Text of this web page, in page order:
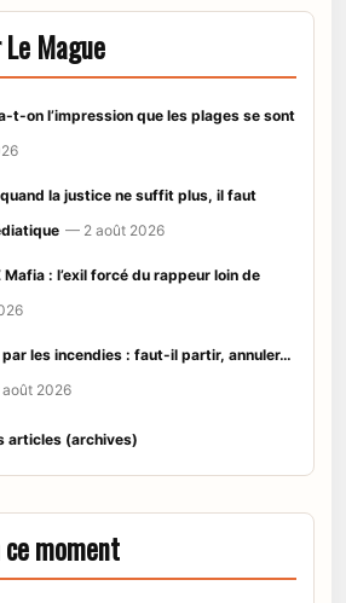
Mague
t-on l’impression que les plages se sont
la justice ne suffit plus, il faut
— 2 août 2026
: l’exil forcé du rappeur loin de
par les incendies : faut-il partir, annuler…
2026
articles (archives)
moment